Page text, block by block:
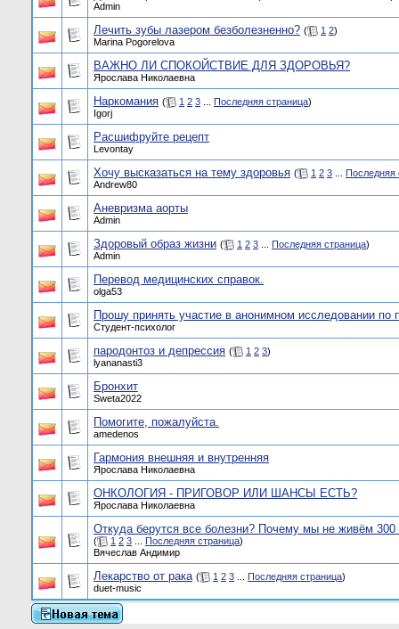
Admin
Лечить зубы лазером безболезненно? ( 1 2)
Marina Pogorelova
ВАЖНО ЛИ СПОКОЙСТВИЕ ДЛЯ ЗДОРОВЬЯ?
Ярослава Николаевна
Наркомания ( 1 2 3 Последняя страница)
Igorj
Расшифруйте рецепт
Levontay
Хочу высказаться на тему здоровья ( 1 2 3
Последняя
Andrew80
Аневризма аорты
Admin
Здоровый образ жизни ( 1 2 3 Последняя страница)
Admin
Перевод медицинских справок.
olga53
Прошу принять участие в анонимном исследовании по
Студент-психолог
пародонтоз и депрессия ( 1 2 3)
lyananasti3
Бронхит
Sweta2022
Помогите, пожалуйста.
amedenos
Гармония внешняя и внутренняя
Ярослава Николаевна
ОНКОЛОГИЯ - ПРИГОВОР ИЛИ ШАНСЫ ЕСТЬ?
Ярослава Николаевна
Откуда берутся все болезни? Почему мы не живём 300
( 1 2 3 Последняя страница)
Вячеслав Андимир
Лекарство от рака ( 1 2 3 Последняя страница)
duet-music